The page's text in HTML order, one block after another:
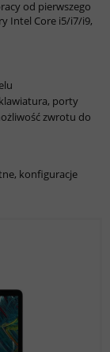
od pierwszego
Intel Core i5/i7/i9,
porty
zwrotu do
konfiguracje